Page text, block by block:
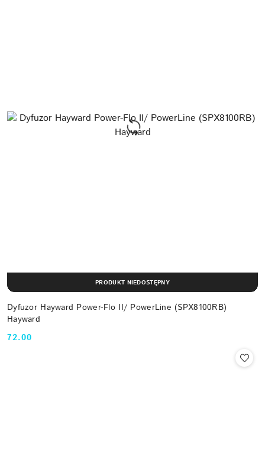
Dyfuzor Hayward Power-Flo II/ PowerLine (SPX8100RB)
Hayward
Cena:
72.00
PRODUKT NIEDOSTĘPNY